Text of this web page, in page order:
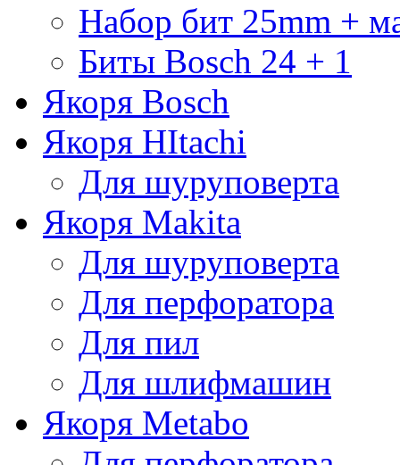
Набор бит 25mm +
Биты Bosch 24 + 1
Якоря Bosch
Якоря HItachi
Для шуруповерта
Якоря Makita
Для шуруповерта
Для перфоратора
Для пил
Для шлифмашин
Якоря Metabo